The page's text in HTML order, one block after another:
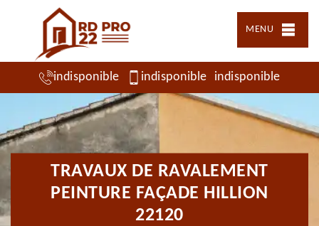
MENU
indisponible indisponible indisponible
TRAVAUX DE RAVALEMENT
PEINTURE FAÇADE HILLION
22120